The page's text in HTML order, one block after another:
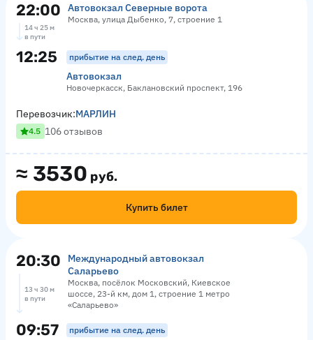
22:00 Автовокзал Северные ворота
Москва, улица Дыбенко, 7, строение 1
14 ч 25 м
в пути
12:25 прибытие на след. день
Автовокзал
Новочеркасск, Баклановский проспект, 196
≈ 3530 руб.
Купить билет
Перевозчик:МАРЛИН
4.5 106 отзывов
20:30
Международный автовокзал
Саларьево
Москва, посёлок Московский, Киевское
шоссе, 23-й км, дом 1, строение 1 метро
«Саларьево»
13 ч 30 м
в пути
09:57 прибытие на след. день